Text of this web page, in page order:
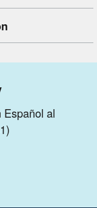
Español al